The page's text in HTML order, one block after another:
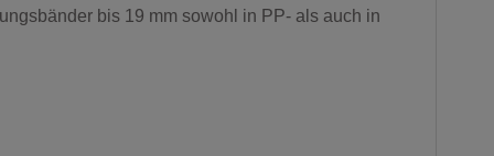
bis 19 mm sowohl in PP- als auch in